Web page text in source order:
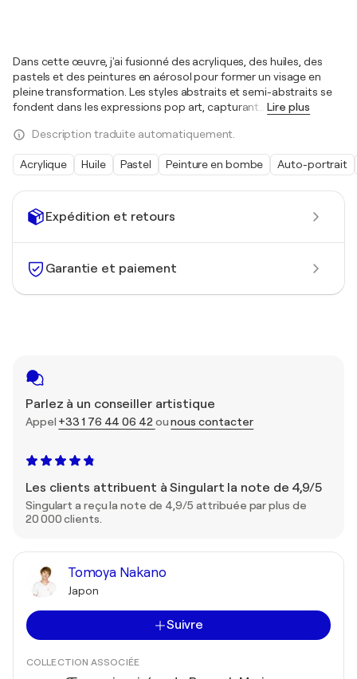
Expédition et retours
Garantie et paiement
Parlez à un conseiller artistique
Appel +33 1 76 44 06 42 ounous contacter
Les clients attribuent à Singulart la note de 4,9/5
Singulart a reçu la note de 4,9/5 attribuée par plus de
20 000 clients.
Tomoya Nakano
Japon
Suivre
COLLECTION ASSOCIÉE
Dans cette œuvre, j'ai fusionné des acryliques, des huiles, des
pastels et des peintures en aérosol pour former un visage en
pleine transformation. Les styles abstraits et semi-abstraits se
fondent dans les expressions pop art, capturant
Lire plus
Description traduite automatiquement.
Acrylique Huile Pastel Peinture en bombe Auto-portrait